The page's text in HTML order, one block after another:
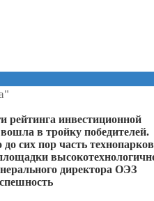
рейтинга инвестиционной
в тройку победителей.
до сих пор часть
директора ОЭЗ